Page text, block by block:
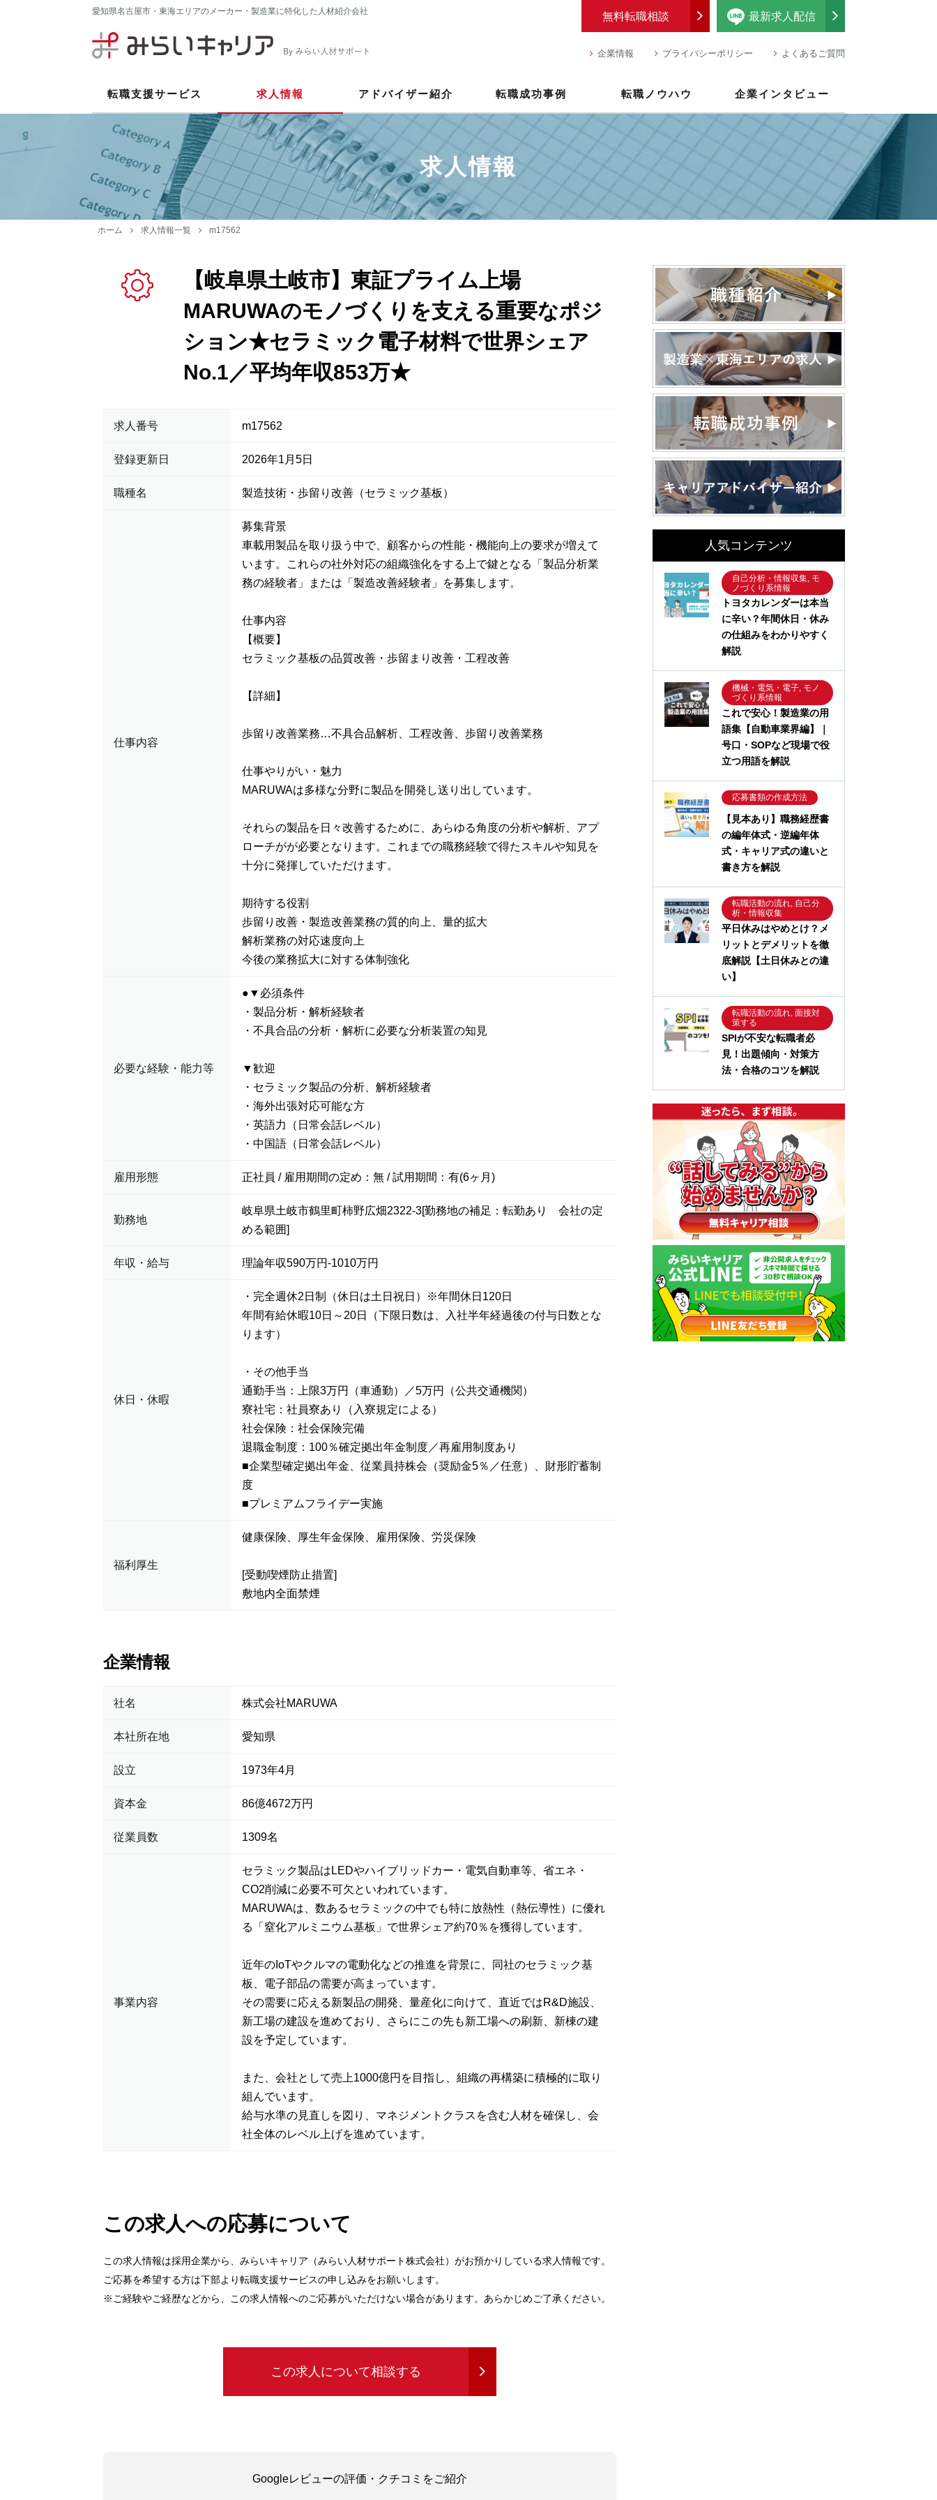
愛知県名古屋市・東海エリアのメーカー・製造業に特化した人材紹介会社 最新求人配信
無料転職相談
企業情報 プライバシーポリシー よくあるご質問
転職支援サービス 求人情報 アドバイザー紹介 転職成功事例 転職ノウハウ 企業インタビュー
求人情報
ホーム 求人情報一覧 m17562
【岐阜県土岐市】東証プライム上場
MARUWAのモノづくりを支える重要なポジ
ション★セラミック電子材料で世界シェア
No.1／平均年収853万★
求人番号 m17562
登録更新日 2026年1月5日
職種名 製造技術・歩留り改善（セラミック基板）
仕事内容
募集背景
車載用製品を取り扱う中で、顧客からの性能・機能向上の要求が増えて
います。これらの社外対応の組織強化をする上で鍵となる「製品分析業
務の経験者」または「製造改善経験者」を募集します。
仕事内容
【概要】
セラミック基板の品質改善・歩留まり改善・工程改善
【詳細】
歩留り改善業務…不具合品解析、工程改善、歩留り改善業務
仕事やりがい・魅力
MARUWAは多様な分野に製品を開発し送り出しています。
それらの製品を日々改善するために、あらゆる角度の分析や解析、アプ
ローチがが必要となります。これまでの職務経験で得たスキルや知見を
十分に発揮していただけます。
期待する役割
歩留り改善・製造改善業務の質的向上、量的拡大
解析業務の対応速度向上
今後の業務拡大に対する体制強化
必要な経験・能力等
●▼必須条件
・製品分析・解析経験者
・不具合品の分析・解析に必要な分析装置の知見
▼歓迎
・セラミック製品の分析、解析経験者
・海外出張対応可能な方
・英語力（日常会話レベル）
・中国語（日常会話レベル）
雇用形態 正社員 / 雇用期間の定め：無 / 試用期間：有(6ヶ月)
勤務地
岐阜県土岐市鶴里町柿野広畑2322-3[勤務地の補足：転勤あり 会社の定
める範囲]
年収・給与 理論年収590万円-1010万円
休日・休暇
・完全週休2日制（休日は土日祝日）※年間休日120日
年間有給休暇10日～20日（下限日数は、入社半年経過後の付与日数とな
ります）
・その他手当
通勤手当：上限3万円（車通勤）／5万円（公共交通機関）
寮社宅：社員寮あり（入寮規定による）
社会保険：社会保険完備
退職金制度：100％確定拠出年金制度／再雇用制度あり
■企業型確定拠出年金、従業員持株会（奨励金5％／任意）、財形貯蓄制
度
■プレミアムフライデー実施
福利厚生
健康保険、厚生年金保険、雇用保険、労災保険
[受動喫煙防止措置]
敷地内全面禁煙
企業情報
社名 株式会社MARUWA
本社所在地 愛知県
設立 1973年4月
資本金 86億4672万円
従業員数 1309名
事業内容
セラミック製品はLEDやハイブリッドカー・電気自動車等、省エネ・
CO2削減に必要不可欠といわれています。
MARUWAは、数あるセラミックの中でも特に放熱性（熱伝導性）に優れ
る「窒化アルミニウム基板」で世界シェア約70％を獲得しています。
近年のIoTやクルマの電動化などの推進を背景に、同社のセラミック基
板、電子部品の需要が高まっています。
その需要に応える新製品の開発、量産化に向けて、直近ではR&D施設、
新工場の建設を進めており、さらにこの先も新工場への刷新、新棟の建
設を予定しています。
また、会社として売上1000億円を目指し、組織の再構築に積極的に取り
組んでいます。
給与水準の見直しを図り、マネジメントクラスを含む人材を確保し、会
社全体のレベル上げを進めています。
この求人への応募について
この求人情報は採用企業から、みらいキャリア（みらい人材サポート株式会社）がお預かりしている求人情報です。
ご応募を希望する方は下部より転職支援サービスの申し込みをお願いします。
※ご経験やご経歴などから、この求人情報へのご応募がいただけない場合があります。あらかじめご了承ください。
この求人について相談する
Googleレビューの評価・クチコミをご紹介
人気コンテンツ
自己分析・情報収集, モ
ノづくり系情報
トヨタカレンダーは本当
に辛い？年間休日・休み
の仕組みをわかりやすく
解説
機械・電気・電子, モノ
づくり系情報
これで安心！製造業の用
語集【自動車業界編】｜
号口・SOPなど現場で役
立つ用語を解説
応募書類の作成方法
【見本あり】職務経歴書
の編年体式・逆編年体
式・キャリア式の違いと
書き方を解説
転職活動の流れ, 自己分
析・情報収集
平日休みはやめとけ？メ
リットとデメリットを徹
底解説【土日休みとの違
い】
転職活動の流れ, 面接対
策する
SPIが不安な転職者必
見！出題傾向・対策方
法・合格のコツを解説